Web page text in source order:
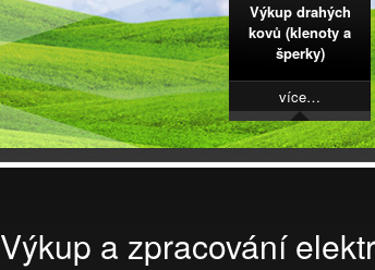
Výkup drahých
kovů (klenoty a
šperky)
více…
Výkup a zpracování